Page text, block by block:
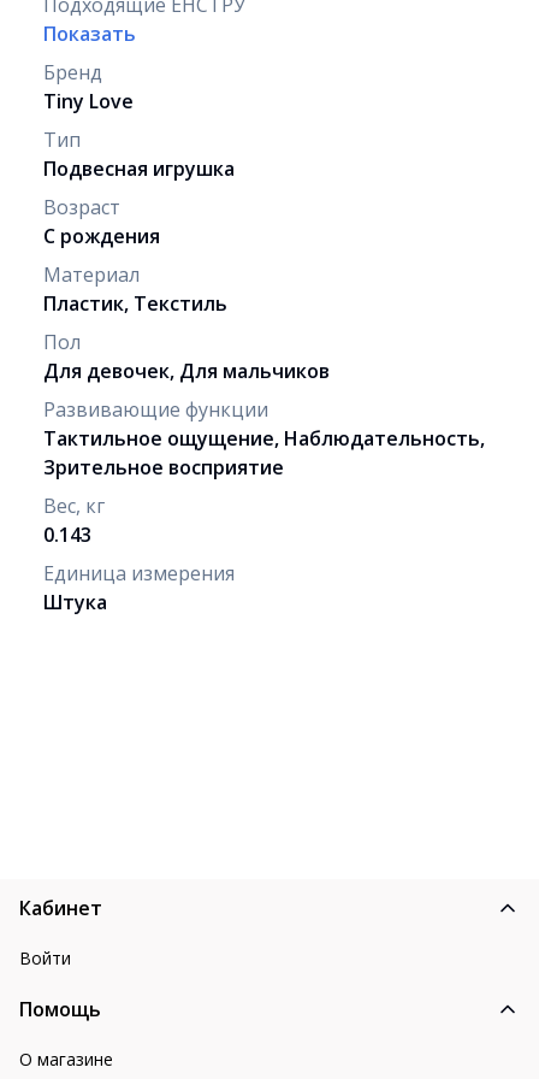
Показать
Бренд
Tiny Love
Тип
Подвесная игрушка
Возраст
С рождения
Материал
Пластик, Текстиль
Пол
Для девочек, Для мальчиков
Развивающие функции
Тактильное ощущение, Наблюдательность,
Зрительное восприятие
Вес, кг
0.143
Единица измерения
Штука
Кабинет
Войти
Помощь
О магазине